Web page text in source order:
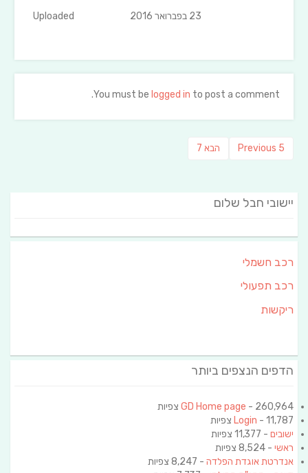
Uploaded 23 בפברואר 2016
You must be logged in to post a comment.
Previous
Previous 5 הבא פוסט
7
יישובי חבל שלום
רכב חשמלי
רכב תפעולי
ריקשות
הדפים הנצפים ביותר
GD Home page - 260,964 צפיות
Login - 11,787 צפיות
ישובים - 11,377 צפיות
ראשי - 8,524 צפיות
אנדרטת אוגדת הפלדה - 8,247 צפיות